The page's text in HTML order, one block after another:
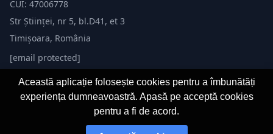
CUI: 47006778
Str Științei, nr 5, bl.D41, et 3
Timișoara, România
[email protected]
© 2026 Evită Amenzi. Toate drepturile rezervate.
Această aplicație folosește cookies pentru a îmbunătăți
experiența dumneavoastră. Apasă pe acceptă cookies
pentru a fi de acord.